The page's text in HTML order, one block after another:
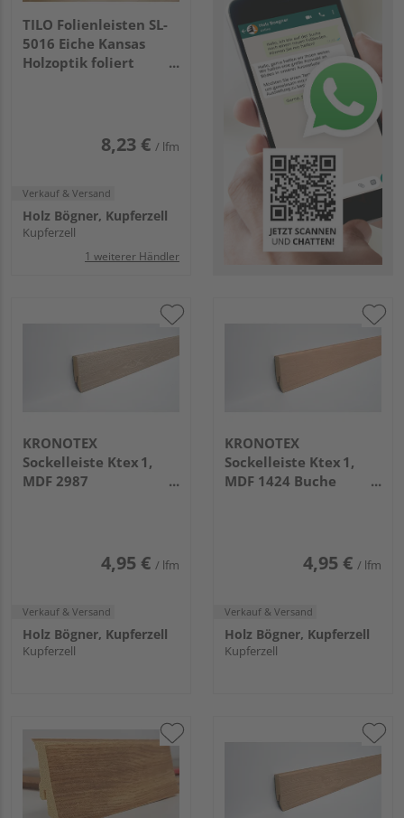
TILO Folienleisten SL-
5016 Eiche Kansas
Holzoptik foliert
8,23 € / lfm
Verkauf & Versand
Holz Bögner, Kupferzell
Kupferzell
1 weiterer Händler
KRONOTEX
Sockelleiste Ktex 1,
MDF 2987
4,95 € / lfm
Verkauf & Versand
Holz Bögner, Kupferzell
Kupferzell
KRONOTEX
Sockelleiste Ktex 1,
MDF 1424 Buche
4,95 € / lfm
Verkauf & Versand
Holz Bögner, Kupferzell
Kupferzell